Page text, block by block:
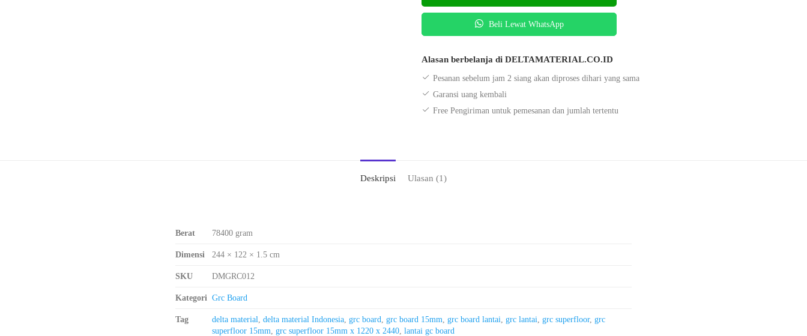
Beli Lewat WhatsApp
Alasan berbelanja di DELTAMATERIAL.CO.ID
Pesanan sebelum jam 2 siang akan diproses dihari yang sama
Garansi uang kembali
Free Pengiriman untuk pemesanan dan jumlah tertentu
Deskripsi Ulasan (1)
Berat 78400 gram
Dimensi 244 × 122 × 1.5 cm
SKU DMGRC012
Kategori Grc Board
Tag delta material delta material Indonesia grc board grc board 15mm grc board lantai grc lantai grc superfloor, grc
superfloor 15mm grc superfloor 15mm x 1220 x 2440 lantai gc board